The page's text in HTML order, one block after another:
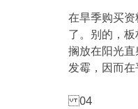
在旱季购买
了。别的，
搁放在阳光
发霉，因而在
04